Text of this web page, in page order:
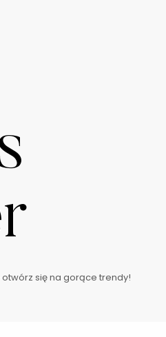
się na gorące trendy!